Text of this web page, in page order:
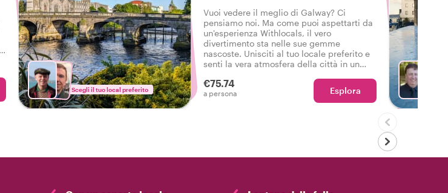
Scegli il tuo local preferito
Vuoi vedere il meglio di Galway? Ci
pensiamo noi. Ma come puoi aspettarti da
un'esperienza Withlocals, il vero
divertimento sta nelle sue gemme
nascoste. Unisciti al tuo locale preferito e
senti la vera atmosfera della città in un
vissuto la vera Galway!
€75.74
a persona Esplora